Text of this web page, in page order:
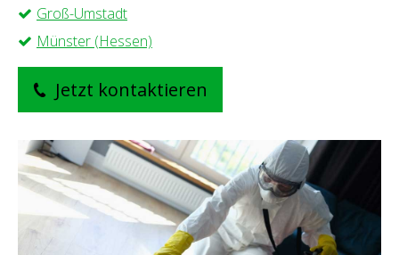
Groß-Umstadt
Münster (Hessen)
Jetzt kontaktieren